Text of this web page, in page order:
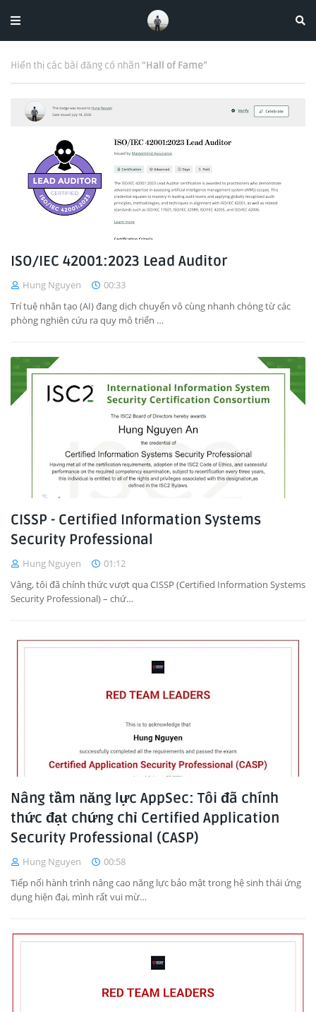
Hiển thị các bài đăng có nhãn Hall of Fame
ISO/IEC 42001:2023 Lead Auditor
Hung Nguyen
00:33
Trí tuệ nhân tạo (AI) đang dịch chuyển vô cùng nhanh chóng từ các
phòng nghiên cứu ra quy mô triển …
CISSP - Certified Information Systems
Security Professional
Hung Nguyen
01:12
Vâng, tôi đã chính thức vượt qua CISSP (Certified Information Systems
Security Professional) – chứ…
Nâng tầm năng lực AppSec: Tôi đã chính
thức đạt chứng chỉ Certified Application
Security Professional (CASP)
Hung Nguyen
00:58
Tiếp nối hành trình nâng cao năng lực bảo mật trong hệ sinh thái ứng
dụng hiện đại, mình rất vui mừ…